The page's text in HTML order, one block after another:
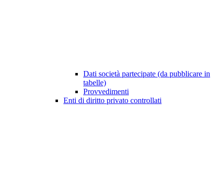
Dati società partecipate (da pubblicare in
tabelle)
Provvedimenti
Enti di diritto privato controllati